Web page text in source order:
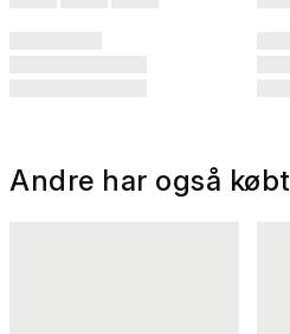
Andre har også købt